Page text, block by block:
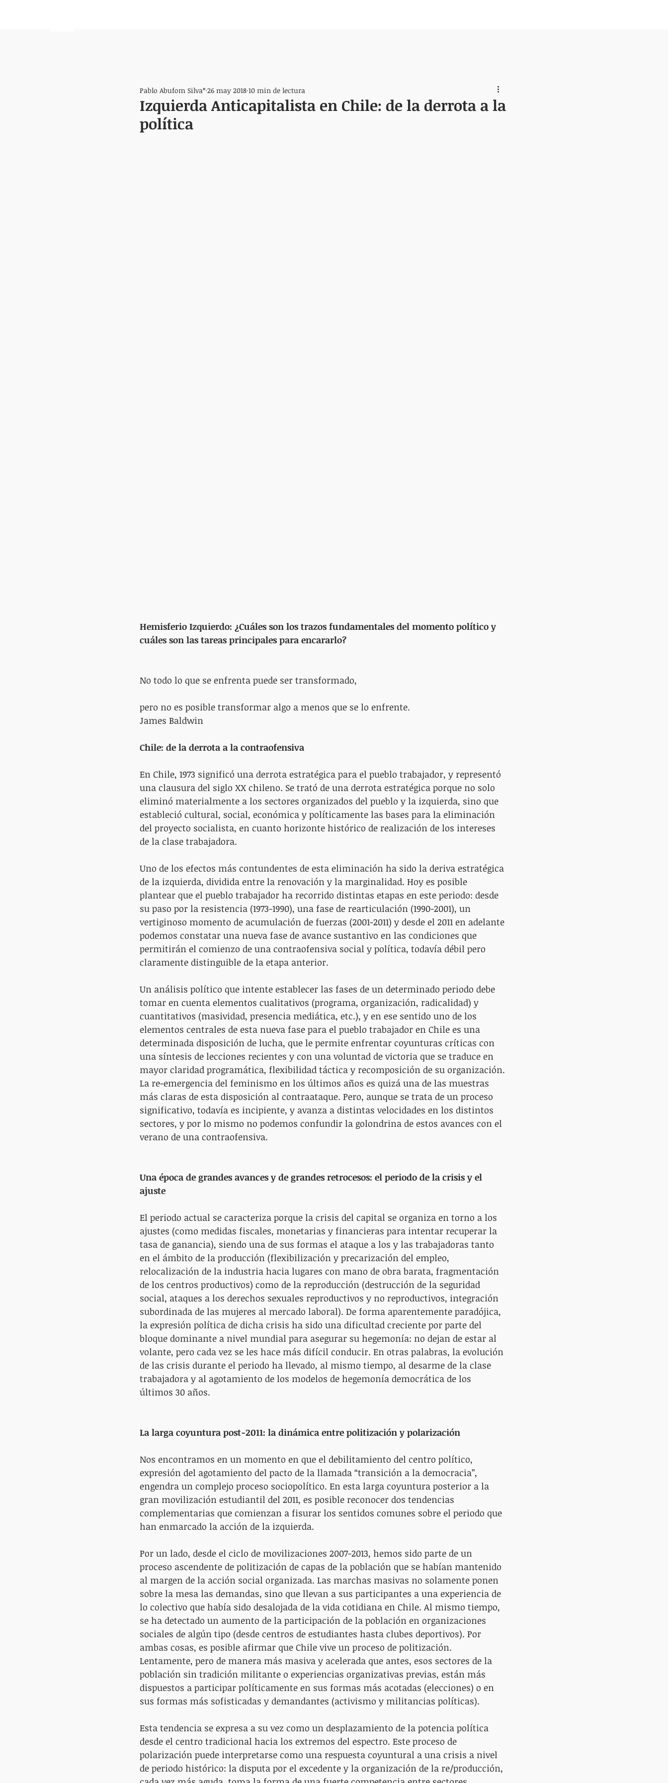
Izquierda Anticapitalista en Chile: de la derrota a la
política
Pablo Abufom Silva* 26 may 2018 10 min de lectura
Hemisferio Izquierdo: ¿Cuáles son los trazos fundamentales del momento político y
cuáles son las tareas principales para encararlo?
No todo lo que se enfrenta puede ser transformado,
pero no es posible transformar algo a menos que se lo enfrente.
James Baldwin
Chile: de la derrota a la contraofensiva
En Chile, 1973 significó una derrota estratégica para el pueblo trabajador, y representó
una clausura del siglo XX chileno. Se trató de una derrota estratégica porque no solo
eliminó materialmente a los sectores organizados del pueblo y la izquierda, sino que
estableció cultural, social, económica y políticamente las bases para la eliminación
del proyecto socialista, en cuanto horizonte histórico de realización de los intereses
de la clase trabajadora.
Uno de los efectos más contundentes de esta eliminación ha sido la deriva estratégica
de la izquierda, dividida entre la renovación y la marginalidad. Hoy es posible
plantear que el pueblo trabajador ha recorrido distintas etapas en este periodo: desde
su paso por la resistencia (1973-1990), una fase de rearticulación (1990-2001), un
vertiginoso momento de acumulación de fuerzas (2001-2011) y desde el 2011 en adelante
podemos constatar una nueva fase de avance sustantivo en las condiciones que
permitirán el comienzo de una contraofensiva social y política, todavía débil pero
claramente distinguible de la etapa anterior.
Un análisis político que intente establecer las fases de un determinado periodo debe
tomar en cuenta elementos cualitativos (programa, organización, radicalidad) y
cuantitativos (masividad, presencia mediática, etc.), y en ese sentido uno de los
elementos centrales de esta nueva fase para el pueblo trabajador en Chile es una
determinada disposición de lucha, que le permite enfrentar coyunturas críticas con
una síntesis de lecciones recientes y con una voluntad de victoria que se traduce en
mayor claridad programática, flexibilidad táctica y recomposición de su organización.
La re-emergencia del feminismo en los últimos años es quizá una de las muestras
más claras de esta disposición al contraataque. Pero, aunque se trata de un proceso
significativo, todavía es incipiente, y avanza a distintas velocidades en los distintos
sectores, y por lo mismo no podemos confundir la golondrina de estos avances con el
verano de una contraofensiva.
Una época de grandes avances y de grandes retrocesos: el periodo de la crisis y el
ajuste
El periodo actual se caracteriza porque la crisis del capital se organiza en torno a los
ajustes (como medidas fiscales, monetarias y financieras para intentar recuperar la
tasa de ganancia), siendo una de sus formas el ataque a los y las trabajadoras tanto
en el ámbito de la producción (flexibilización y precarización del empleo,
relocalización de la industria hacia lugares con mano de obra barata, fragmentación
de los centros productivos) como de la reproducción (destrucción de la seguridad
social, ataques a los derechos sexuales reproductivos y no reproductivos, integración
subordinada de las mujeres al mercado laboral). De forma aparentemente paradójica,
la expresión política de dicha crisis ha sido una dificultad creciente por parte del
bloque dominante a nivel mundial para asegurar su hegemonía: no dejan de estar al
volante, pero cada vez se les hace más difícil conducir. En otras palabras, la evolución
de las crisis durante el periodo ha llevado, al mismo tiempo, al desarme de la clase
trabajadora y al agotamiento de los modelos de hegemonía democrática de los
últimos 30 años.
La larga coyuntura post-2011: la dinámica entre politización y polarización
Nos encontramos en un momento en que el debilitamiento del centro político,
expresión del agotamiento del pacto de la llamada “transición a la democracia”,
engendra un complejo proceso sociopolítico. En esta larga coyuntura posterior a la
gran movilización estudiantil del 2011, es posible reconocer dos tendencias
complementarias que comienzan a fisurar los sentidos comunes sobre el periodo que
han enmarcado la acción de la izquierda.
Por un lado, desde el ciclo de movilizaciones 2007-2013, hemos sido parte de un
proceso ascendente de politización de capas de la población que se habían mantenido
al margen de la acción social organizada. Las marchas masivas no solamente ponen
sobre la mesa las demandas, sino que llevan a sus participantes a una experiencia de
lo colectivo que había sido desalojada de la vida cotidiana en Chile. Al mismo tiempo,
se ha detectado un aumento de la participación de la población en organizaciones
sociales de algún tipo (desde centros de estudiantes hasta clubes deportivos). Por
ambas cosas, es posible afirmar que Chile vive un proceso de politización.
Lentamente, pero de manera más masiva y acelerada que antes, esos sectores de la
población sin tradición militante o experiencias organizativas previas, están más
dispuestos a participar políticamente en sus formas más acotadas (elecciones) o en
sus formas más sofisticadas y demandantes (activismo y militancias políticas).
Esta tendencia se expresa a su vez como un desplazamiento de la potencia política
desde el centro tradicional hacia los extremos del espectro. Este proceso de
polarización puede interpretarse como una respuesta coyuntural a una crisis a nivel
de periodo histórico: la disputa por el excedente y la organización de la re/producción,